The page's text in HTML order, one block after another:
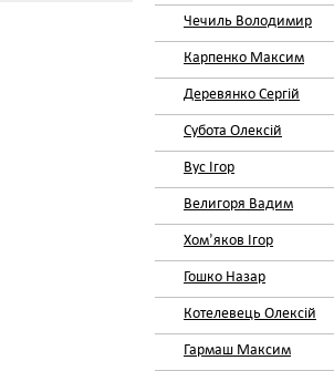
Чечиль Володимир
Карпенко Максим
Деревянко Сергій
Субота Олексій
Вус Ігор
Велигоря Вадим
Хомʼяков Ігор
Гошко Назар
Котелевець Олексій
Гармаш Максим